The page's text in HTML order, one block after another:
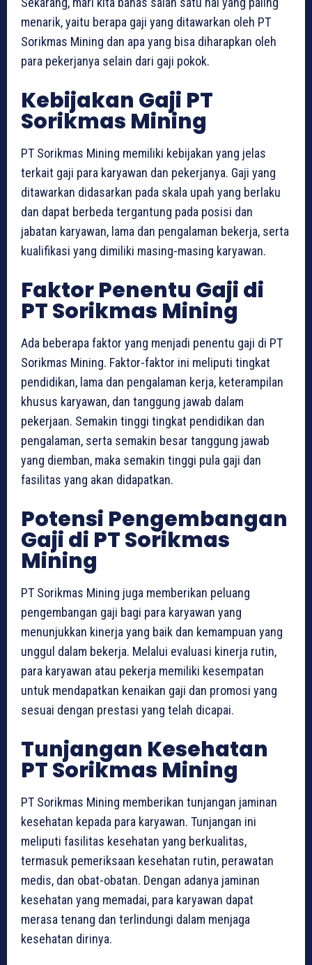
menarik, yaitu berapa gaji yang ditawarkan oleh PT
Sorikmas Mining dan apa yang bisa diharapkan oleh
para pekerjanya selain dari gaji pokok.
Kebijakan Gaji PT
Sorikmas Mining
PT Sorikmas Mining memiliki kebijakan yang jelas
terkait gaji para karyawan dan pekerjanya. Gaji yang
ditawarkan didasarkan pada skala upah yang berlaku
dan dapat berbeda tergantung pada posisi dan
jabatan karyawan, lama dan pengalaman bekerja, serta
kualifikasi yang dimiliki masing-masing karyawan.
Faktor Penentu Gaji di
PT Sorikmas Mining
Ada beberapa faktor yang menjadi penentu gaji di PT
Sorikmas Mining. Faktor-faktor ini meliputi tingkat
pendidikan, lama dan pengalaman kerja, keterampilan
khusus karyawan, dan tanggung jawab dalam
pekerjaan. Semakin tinggi tingkat pendidikan dan
pengalaman, serta semakin besar tanggung jawab
yang diemban, maka semakin tinggi pula gaji dan
fasilitas yang akan didapatkan.
Potensi Pengembangan
Gaji di PT Sorikmas
Mining
PT Sorikmas Mining juga memberikan peluang
pengembangan gaji bagi para karyawan yang
menunjukkan kinerja yang baik dan kemampuan yang
unggul dalam bekerja. Melalui evaluasi kinerja rutin,
para karyawan atau pekerja memiliki kesempatan
untuk mendapatkan kenaikan gaji dan promosi yang
sesuai dengan prestasi yang telah dicapai.
Tunjangan Kesehatan
PT Sorikmas Mining
PT Sorikmas Mining memberikan tunjangan jaminan
kesehatan kepada para karyawan. Tunjangan ini
meliputi fasilitas kesehatan yang berkualitas,
termasuk pemeriksaan kesehatan rutin, perawatan
medis, dan obat-obatan. Dengan adanya jaminan
kesehatan yang memadai, para karyawan dapat
merasa tenang dan terlindungi dalam menjaga
kesehatan dirinya.